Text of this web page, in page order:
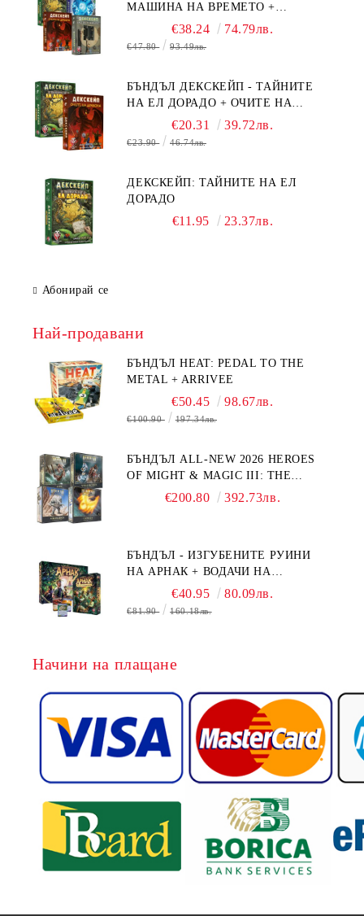
МАШИНА НА ВРЕМЕТО +
БЯГСТВО ОТ АЛКАТРАЗ +
ТАЙНИТЕ НА ЕЛ ДОРАДО +
€38.24 74.79лв.
€47.80 93.49лв.
БЪНДЪЛ ДЕКСКЕЙП - ТАЙНИТЕ
НА ЕЛ ДОРАДО + ОЧИТЕ НА
ДРАКОНА€20.31 39.72лв.
€23.90 46.74лв.
ДЕКСКЕЙП: ТАЙНИТЕ НА ЕЛ
ДОРАДО
€11.95 23.37лв.
Абонирай се
Най-продавани
БЪНДЪЛ HEAT: PEDAL TO THE
METAL + ARRIVEE
€50.45 98.67лв.
€100.90 197.34лв.
БЪНДЪЛ ALL-NEW 2026 HEROES
OF MIGHT & MAGIC III: THE
BOARD GAME EXPANSIONS -
€200.80 392.73лв.
БЪНДЪЛ - ИЗГУБЕНИТЕ РУИНИ
НА АРНАК + ВОДАЧИ НА
ЕКСПЕДИЦИИ + ПРОМО КАРТИ
БЕЗПЛАТНО
€40.95 80.09лв.
€81.90 160.18лв.
Начини на плащане